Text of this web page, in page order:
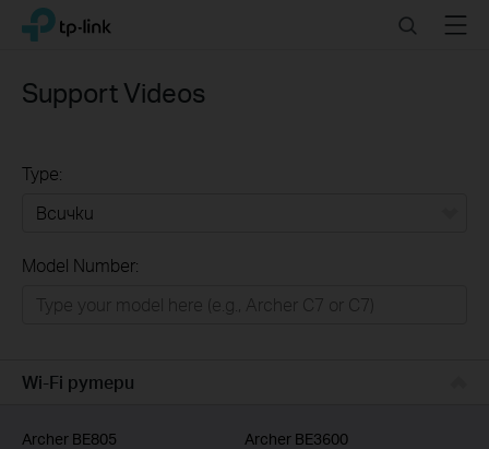
Click
navigation
TP-Link, Reliably Smart SearchMenu
Support Videos
Type:
Бизнес решения
Model Number:
Wi-Fi рутери
Archer BE805
Archer BE3600